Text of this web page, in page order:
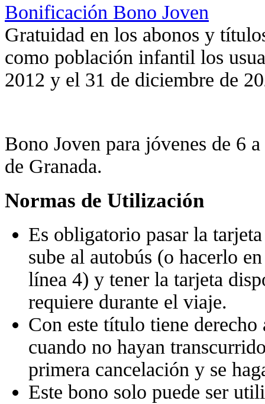
Bonificación Bono Joven
Gratuidad en los abonos y
como población infantil los
2012 y el 31 de diciembre de
Bono Joven para jóvenes de 6
de Granada.
Normas de Utilización
Es obligatorio pasar la
sube al autobús (o hacerlo
línea 4) y tener la tarjeta
requiere durante el viaje.
Con este título tiene
cuando no hayan
primera cancelación y se
Este bono solo puede ser